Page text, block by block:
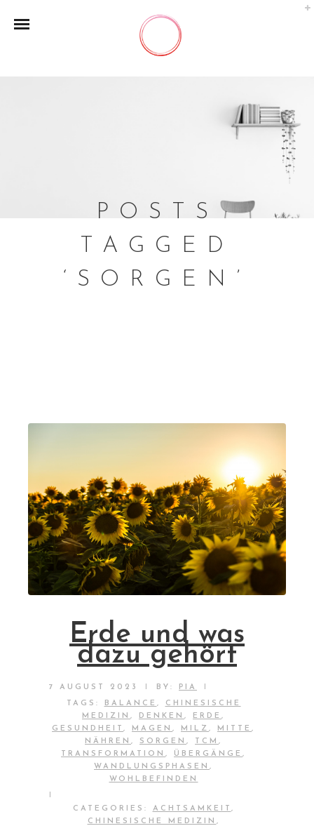
POSTS
TAGGED
‘SORGEN’
Erde und was
dazu gehört
7 AUGUST 2023 BY: PIA
TAGS: BALANCE ,
CHINESISCHE
MEDIZIN , DENKEN , ERDE ,
GESUNDHEIT , MAGEN , MILZ , MITTE ,
NÄHREN , SORGEN , TCM ,
TRANSFORMATION , ÜBERGÄNGE ,
WANDLUNGSPHASEN ,
WOHLBEFINDEN
CATEGORIES: ACHTSAMKEIT ,
CHINESISCHE MEDIZIN ,